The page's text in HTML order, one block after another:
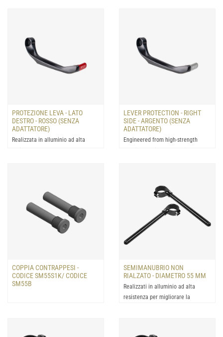
PROTEZIONE LEVA - LATO
DESTRO - ROSSO (SENZA
ADATTATORE)
Realizzata in alluminio ad alta
LEVER PROTECTION - RIGHT
SIDE - ARGENTO (SENZA
ADATTATORE)
Engineered from high-strength
COPPIA CONTRAPPESI -
CODICE SM55S1K/ CODICE
SM55B
SEMIMANUBRIO NON
RIALZATO - DIAMETRO 55 MM
Realizzati in alluminio ad alta
resistenza per migliorare la